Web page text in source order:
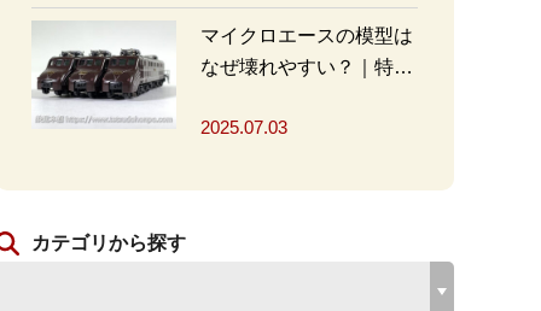
マイクロエースの模型は
なぜ壊れやすい？｜特徴
2025.07.03
カテゴリから探す